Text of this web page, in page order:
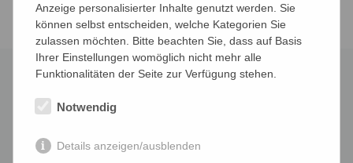
Anzeige personalisierter Inhalte genutzt werden. Sie
können selbst entscheiden, welche Kategorien Sie
zulassen möchten. Bitte beachten Sie, dass auf Basis
Ihrer Einstellungen womöglich nicht mehr alle
Funktionalitäten der Seite zur Verfügung stehen.
Notwendig
Details anzeigen/ausblenden